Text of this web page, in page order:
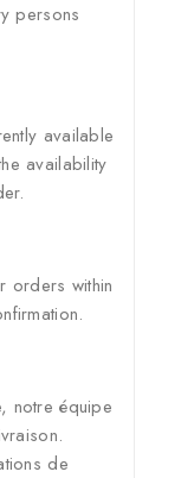
persons
available
availability
orders within
notre équipe
de